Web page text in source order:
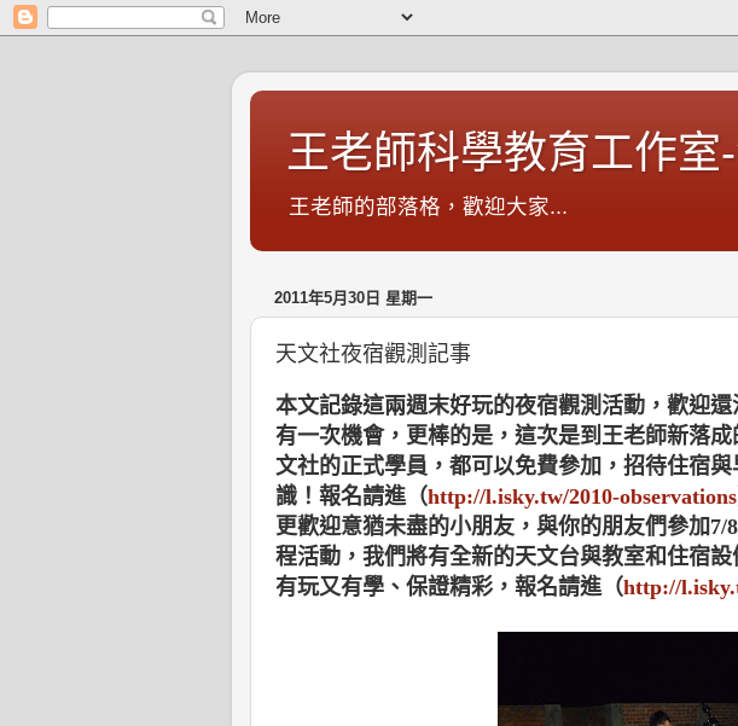
王老師科學教育工作室
王老師的部落格，歡迎大家...
2011年5月30日 星期一
天文社夜宿觀測記事
本文記錄這兩週末好玩的夜宿觀測活動，歡迎還
有一次機會，更棒的是，這次是到王老師新落成
文社的正式學員，都可以免費參加，招待住宿
識！報名請進（http://l.isky.tw/2010-observations
更歡迎意猶未盡的小朋友，與你的朋友們參加 7/
程活動，我們將有全新的天文台與教室和住宿
有玩又有學、保證精彩，報名請進（http://